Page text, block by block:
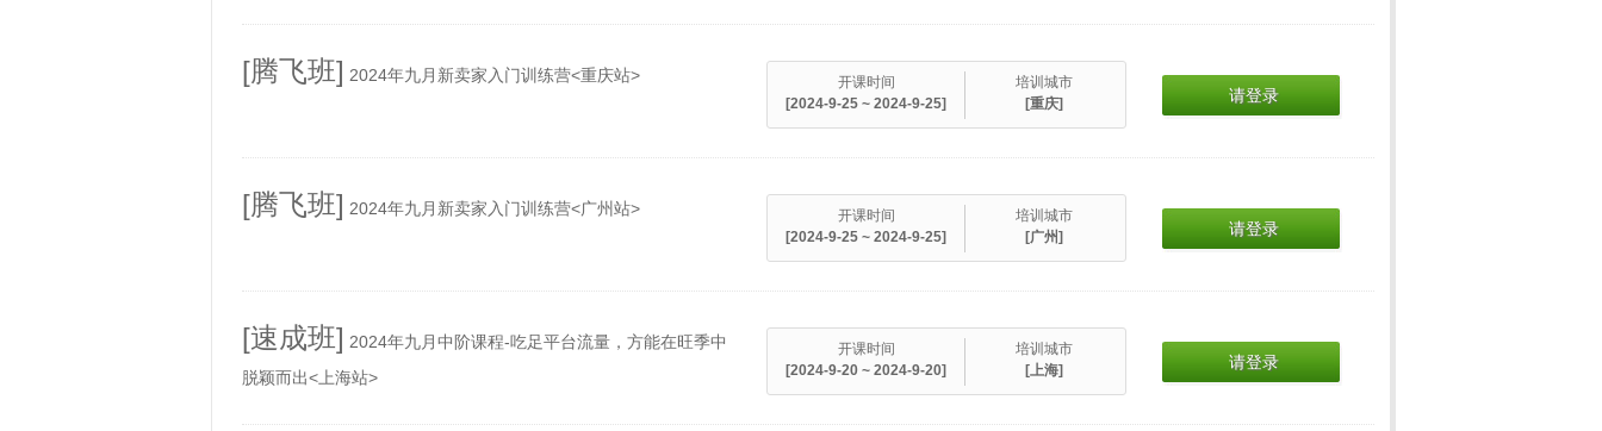
[腾飞班] 2024年九月新卖家入门训练营<重庆站>
开课时间
[2024-9-25 ~ 2024-9-25]
培训城市
[重庆]
请登录
[腾飞班] 2024年九月新卖家入门训练营<广州站>
开课时间
[2024-9-25 ~ 2024-9-25]
培训城市
[广州]
请登录
[速成班] 2024年九月中阶课程-吃足平台流量，方能在旺季中
脱颖而出<上海站>
开课时间
[2024-9-20 ~ 2024-9-20]
培训城市
[上海]
请登录